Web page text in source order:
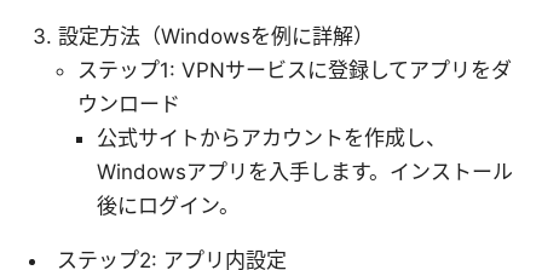
設定方法（Windowsを例に詳解）
ステップ1: VPNサービスに登録してアプリをダ
ウンロード
公式サイトからアカウントを作成し、
Windowsアプリを入手します。インストール
後にログイン。
ステップ2: アプリ内設定